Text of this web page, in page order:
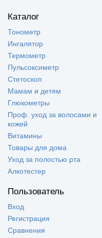
Каталог
Тонометр
Ингалятор
Термометр
Пульсоксиметр
Стетоскоп
Мамам и детям
Глюкометры
Проф. уход за волосами и
кожей
Витамины
Товары для дома
Уход за полостью рта
Алкотестер
Пользователь
Вход
Регистрация
Сравнения